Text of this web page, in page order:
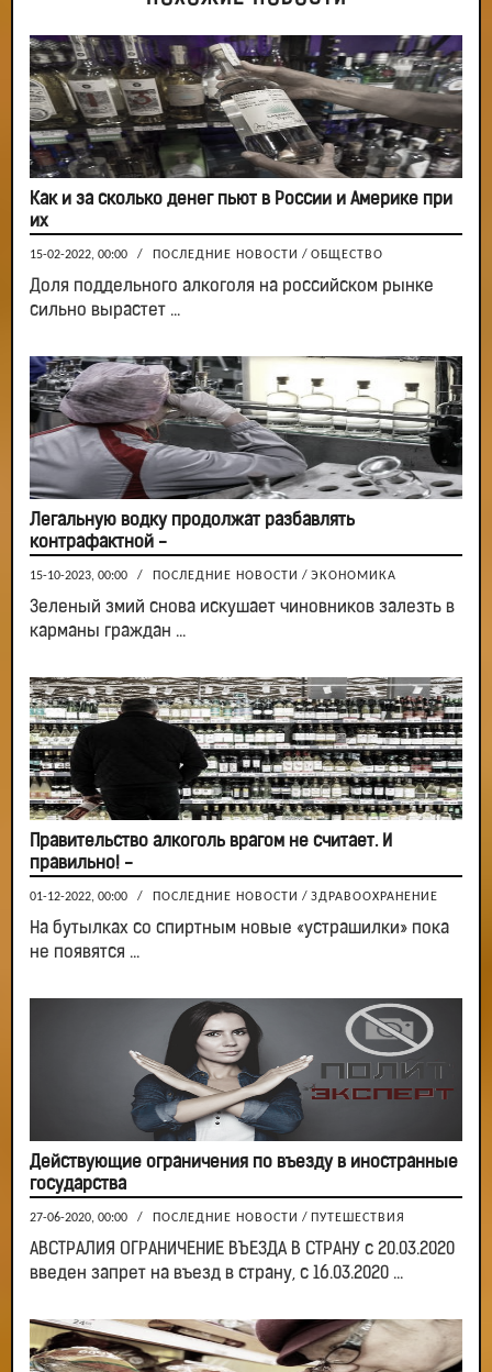
Как и за сколько денег пьют в России и Америке при
их
15-02-2022, 00:00 / ПОСЛЕДНИЕ НОВОСТИ / ОБЩЕСТВО
Доля поддельного алкоголя на российском рынке
сильно вырастет ...
Легальную водку продолжат разбавлять
контрафактной -
15-10-2023, 00:00 / ПОСЛЕДНИЕ НОВОСТИ / ЭКОНОМИКА
Зеленый змий снова искушает чиновников залезть в
карманы граждан ...
Правительство алкоголь врагом не считает. И
правильно! -
01-12-2022, 00:00 / ПОСЛЕДНИЕ НОВОСТИ / ЗДРАВООХРАНЕНИЕ
На бутылках со спиртным новые «устрашилки» пока
не появятся ...
Действующие ограничения по въезду в иностранные
государства
27-06-2020, 00:00 / ПОСЛЕДНИЕ НОВОСТИ / ПУТЕШЕСТВИЯ
АВСТРАЛИЯ ОГРАНИЧЕНИЕ ВЪЕЗДА В СТРАНУ с 20.03.2020
введен запрет на въезд в страну, с 16.03.2020 ...